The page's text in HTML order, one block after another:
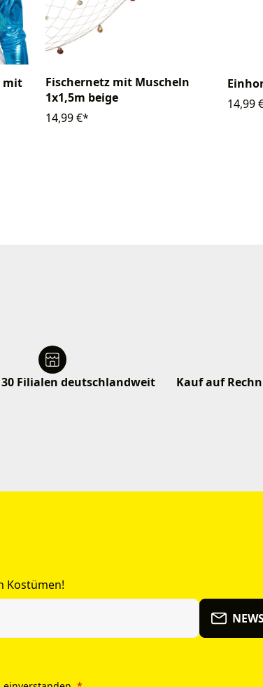
mit
Fischernetz mit Muscheln
1x1,5m beige
14,99 €*
14,99
Filialen deutschlandweit Kauf auf
Kostümen!